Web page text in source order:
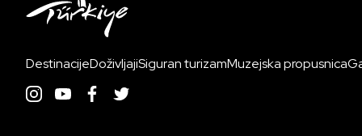
DestinacijeDoživljajiSiguran turizamMuzejska propusnica